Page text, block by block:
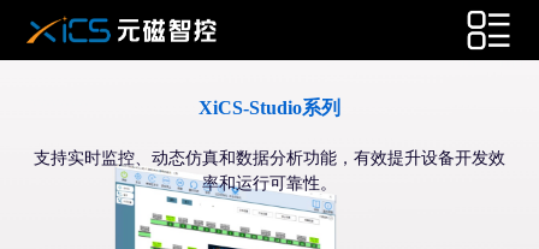
XiCS-Studio系列
支持实时监控、动态仿真和数据分析功能，有效提升设备开发效
率和运行可靠性。